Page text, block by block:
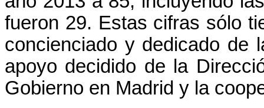
fueron 29. Estas cifras sólo
concienciado y dedicado de
apoyo decidido de la
Gobierno en Madrid y la